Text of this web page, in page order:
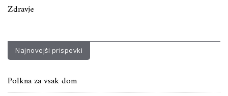
Zdravje
Najnovejši prispevki
Polkna za vsak dom